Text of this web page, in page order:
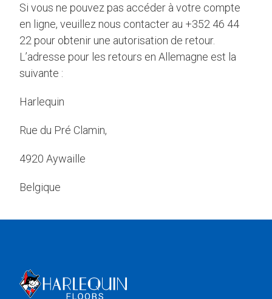
Si vous ne pouvez pas accéder à votre compte
en ligne, veuillez nous contacter au +352 46 44
22 pour obtenir une autorisation de retour.
L’adresse pour les retours en Allemagne est la
suivante :
Harlequin
Rue du Pré Clamin,
4920 Aywaille
Belgique